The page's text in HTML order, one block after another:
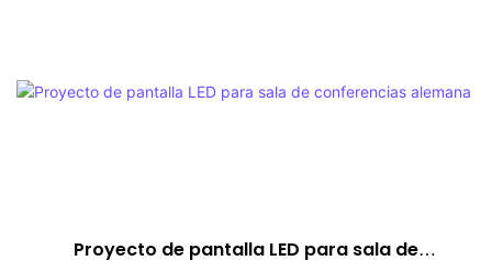
Proyecto de pantalla LED para sala de